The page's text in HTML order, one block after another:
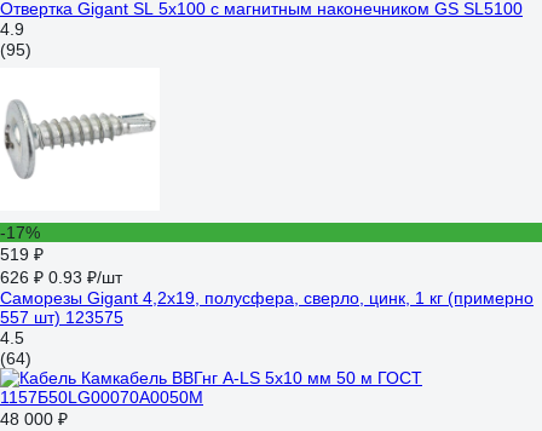
Отвертка Gigant SL 5x100 с магнитным наконечником GS SL5100
4.9
(95)
-17%
519 ₽
626 ₽ 0.93 ₽/шт
Саморезы Gigant 4,2x19, полусфера, сверло, цинк, 1 кг (примерно
557 шт) 123575
4.5
(64)
48 000 ₽